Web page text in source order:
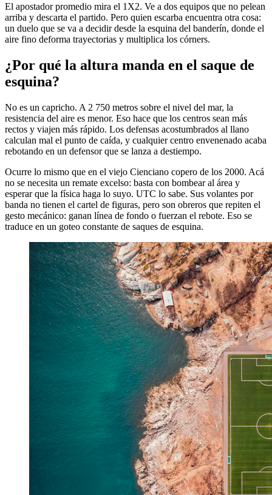
El apostador promedio mira el 1X2. Ve a dos equipos que no pelean
arriba y descarta el partido. Pero quien escarba encuentra otra cosa:
un duelo que se va a decidir desde la esquina del banderín, donde el
aire fino deforma trayectorias y multiplica los córners.
¿Por qué la altura manda en el saque de
esquina?
No es un capricho. A 2 750 metros sobre el nivel del mar, la
resistencia del aire es menor. Eso hace que los centros sean más
rectos y viajen más rápido. Los defensas acostumbrados al llano
calculan mal el punto de caída, y cualquier centro envenenado acaba
rebotando en un defensor que se lanza a destiempo.
Ocurre lo mismo que en el viejo Cienciano copero de los 2000. Acá
no se necesita un remate excelso: basta con bombear al área y
esperar que la física haga lo suyo. UTC lo sabe. Sus volantes por
banda no tienen el cartel de figuras, pero son obreros que repiten el
gesto mecánico: ganan línea de fondo o fuerzan el rebote. Eso se
traduce en un goteo constante de saques de esquina.